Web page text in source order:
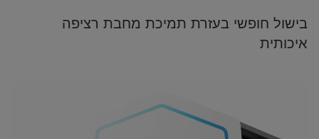
בישול חופשי בעזרת תמיכת מחבת רציפה
איכותית